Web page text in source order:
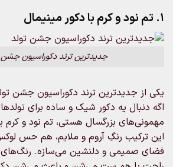
1. تم نود و کرم با دکور مینیمال
جدیدترین ترند دکوراسیون جشن
یکی از جدیدترین ترند دکوراسیون جشن
اگه دنبال یه دکور شیک و ساده برای
مهمونی‌های بزرگسال هستی، تم نود و کرم
این ترکیب رنگِ آروم و ملایم، هم حس
فضای صمیمی و دلنشین می‌سازه. رنگ‌های